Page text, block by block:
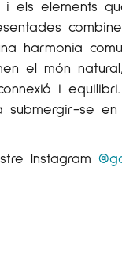
i els elements
harmonia
el món
i equilibri.
se en
Instagram